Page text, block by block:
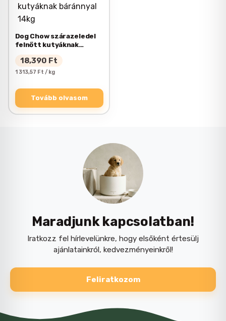
Dog Chow szárazeledel
felnőtt kutyáknak
báránnyal 14kg
18,390 Ft
1 313,57 Ft / kg
Tovább olvasom
Maradjunk kapcsolatban!
Iratkozz fel hírlevelünkre, hogy elsőként értesülj
ajánlatainkról, kedvezményeinkről!
Feliratkozom